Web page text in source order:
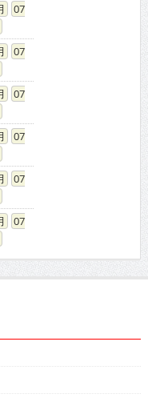
07
07
07
07
07
07